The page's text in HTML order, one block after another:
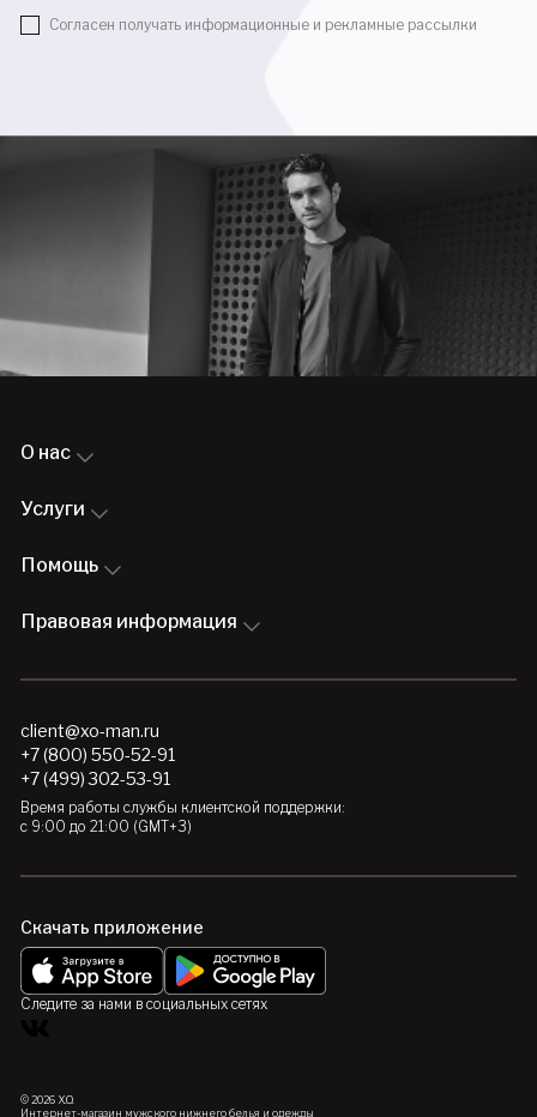
Согласен получать информационные и рекламные рассылки
О нас
Услуги
Помощь
Правовая информация
client@xo-man.ru
+7 (800) 550-52-91
+7 (499) 302-53-91
Время работы службы клиентской поддержки:
с 9:00 до 21:00 (GMT+3)
Скачать приложение
Следите за нами в социальных сетях
© 2026 X.O.
Интернет-магазин мужского нижнего белья и одежды